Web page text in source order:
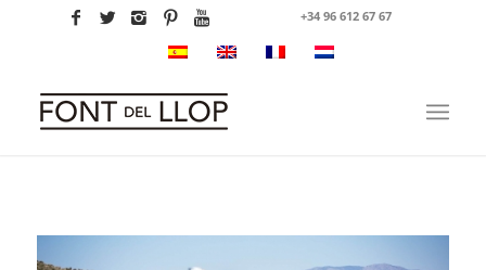
+34 96 612 67 67